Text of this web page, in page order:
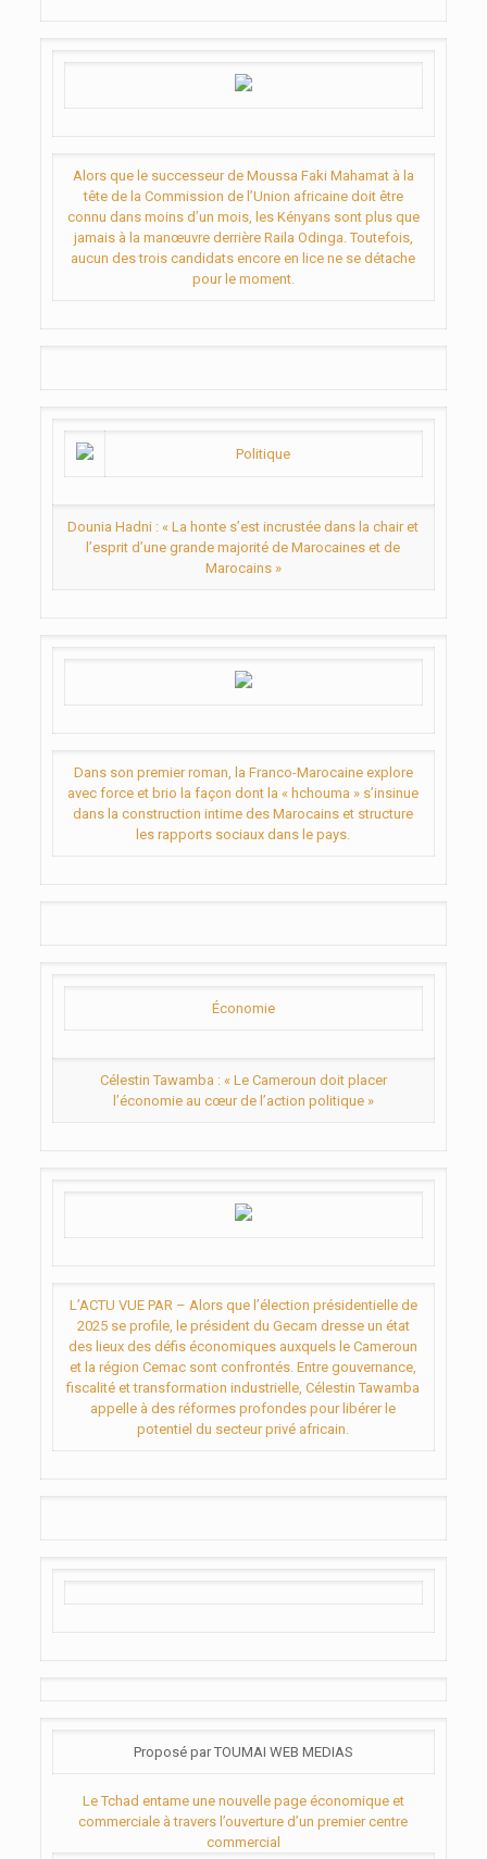
Alors que le successeur de Moussa Faki Mahamat à la
tête de la Commission de l’Union africaine doit être
connu dans moins d’un mois, les Kényans sont plus que
jamais à la manœuvre derrière Raila Odinga. Toutefois,
aucun des trois candidats encore en lice ne se détache
pour le moment.
Politique
Dounia Hadni : « La honte s’est incrustée dans la chair et
l’esprit d’une grande majorité de Marocaines et de
Marocains »
Dans son premier roman, la Franco-Marocaine explore
avec force et brio la façon dont la « hchouma » s’insinue
dans la construction intime des Marocains et structure
les rapports sociaux dans le pays.
Économie
Célestin Tawamba : « Le Cameroun doit placer
l’économie au cœur de l’action politique »
L’ACTU VUE PAR – Alors que l’élection présidentielle de
2025 se profile, le président du Gecam dresse un état
des lieux des défis économiques auxquels le Cameroun
et la région Cemac sont confrontés. Entre gouvernance,
fiscalité et transformation industrielle, Célestin Tawamba
appelle à des réformes profondes pour libérer le
potentiel du secteur privé africain.
Proposé par TOUMAI WEB MEDIAS
Le Tchad entame une nouvelle page économique et
commerciale à travers l’ouverture d’un premier centre
commercial